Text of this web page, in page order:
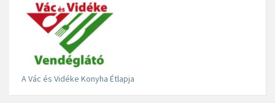
A Vác és Vidéke Konyha Étlapja